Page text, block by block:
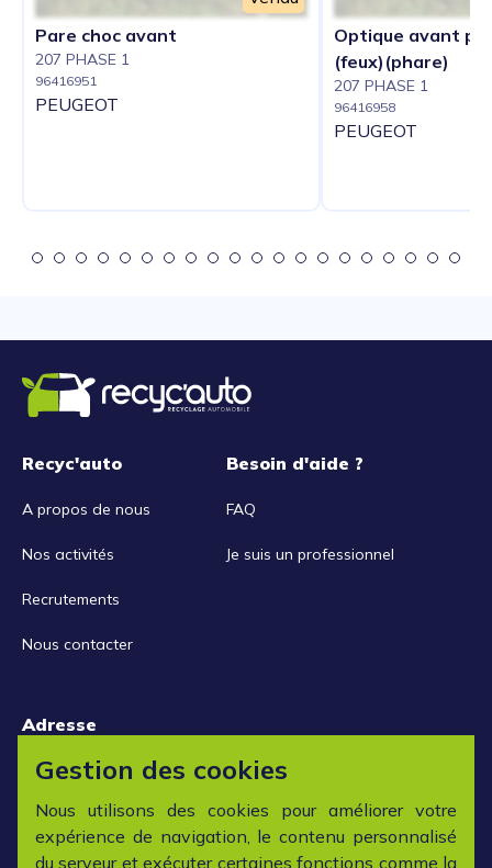
Pare choc avant
207 PHASE 1
96416951
PEUGEOT
Optique avant
(feux)(phare)
207 PHASE 1
96416958
PEUGEOT
Recyc'auto
A propos de nous
Nos activités
Recrutements
Nous contacter
Besoin d'aide ?
FAQ
Je suis un professionnel
Adresse
15 rue de la Libération
42152 L'horme
Horaires
Gestion des cookies
Nous utilisons des cookies pour améliorer votre
expérience de navigation, le contenu personnalisé
du serveur et exécuter certaines fonctions comme la